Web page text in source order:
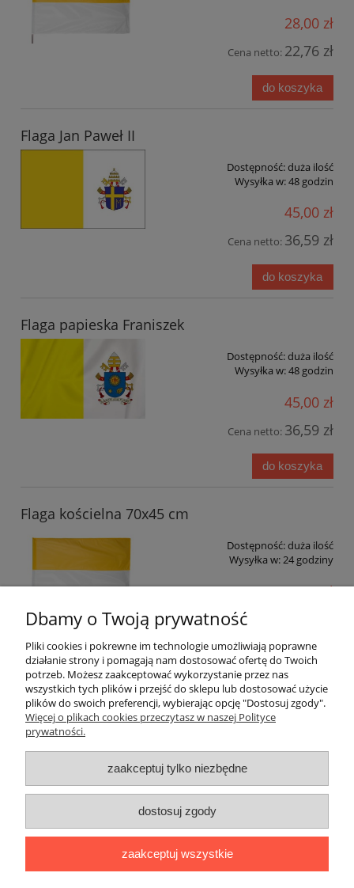
28,00 zł
Cena netto: 22,76 zł
do koszyka
Flaga Jan Paweł II
Dostępność:duża ilość
Wysyłka w:48 godzin
45,00 zł
Cena netto: 36,59 zł
do koszyka
Flaga papieska Franiszek
Dostępność:duża ilość
Wysyłka w:48 godzin
45,00 zł
Cena netto: 36,59 zł
do koszyka
Flaga kościelna 70x45 cm
Dostępność:duża ilość
Wysyłka w:24 godziny
25,00 zł
Cena netto:
do koszyka
Warunki zakupów
Moje konto
Informacje o sklepie
EKON STUDIO | ul. Górczewska 228B/U6, 01-460 Warszawa | NIP:
5341899576 | REGON: 140059909 | Email:
Dbamy o Twoją prywatność
Pliki cookies i pokrewne im technologie umożliwiają poprawne
działanie strony i pomagają nam dostosować ofertę do Twoich
potrzeb. Możesz zaakceptować wykorzystanie przez nas
wszystkich tych plików i przejść do sklepu lub dostosować użycie
plików do swoich preferencji, wybierając opcję "Dostosuj zgody".
Więcej o plikach cookies przeczytasz w naszej Polityce
prywatności.
zaakceptuj tylko niezbędne
dostosuj zgody
zaakceptuj wszystkie